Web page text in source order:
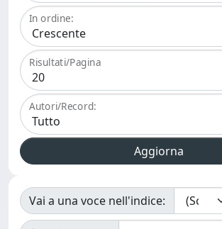
In ordine:
Risultati/Pagina
Autori/Record:
Vai a una voce nell'indice: